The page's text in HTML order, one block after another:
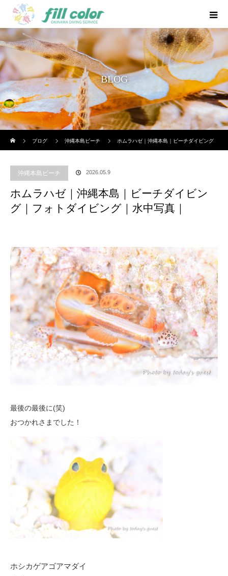
BLOG
ブログ
沖縄本島ビーチ ホムラハゼ｜沖縄本島｜ビーチダイビング
沖縄本島ビーチ 2026.05.9
ホムラハゼ｜沖縄本島｜ビーチダイビン
グ｜フォトダイビング｜水中写真｜
最後の最後に(笑)
おつかれさまでした！
ホシカゲアゴアマダイ